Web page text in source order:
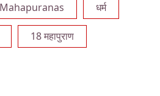
धर्म
18 महापुराण